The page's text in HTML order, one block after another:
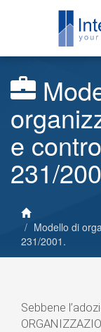
e
231/
Modello di
231/2001.
Sebbene